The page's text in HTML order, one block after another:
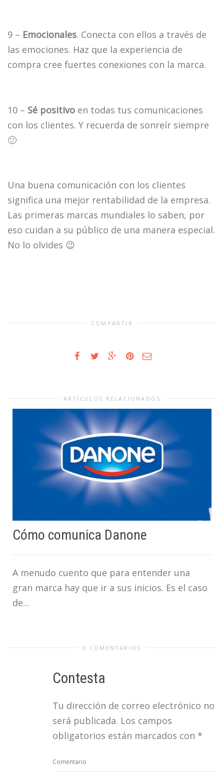
9 – Emocionales. Conecta con ellos a través de
las emociones. Haz que la experiencia de
compra cree fuertes conexiones con la marca.
10 – Sé positivo en todas tus comunicaciones
con los clientes. Y recuerda de sonreír siempre
🙂
Una buena comunicación con los clientes
significa una mejor rentabilidad de la empresa.
Las primeras marcas mundiales lo saben, por
eso cuidan a su público de una manera especial.
No lo olvides 😉
COMPARTIR
ARTÍCULOS RELACIONADOS
Cómo comunica Danone
A menudo cuento que para entender una
gran marca hay que ir a sus inicios. Es el caso
de...
0 COMENTARIOS
Contesta
Tu dirección de correo electrónico no
será publicada. Los campos
obligatorios están marcados con *
Comentario